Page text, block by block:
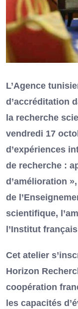
L’Agence
d’accréditation
la recherche
vendredi 17
d’expériences
de recherche :
d’amélioration
de
scientifique,
l’Institut
Cet atelier
Horizon
coopération
les capacités